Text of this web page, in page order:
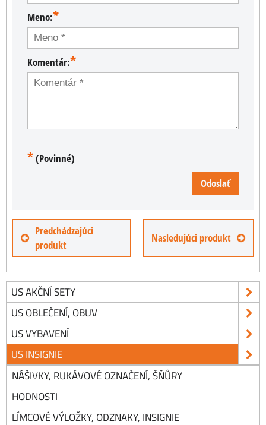
Meno:*
Komentár:*
*(Povinné)
Odoslať
Predchádzajúci
produkt
Nasledujúci produkt
US AKČNÍ SETY
US OBLEČENÍ, OBUV
US VYBAVENÍ
US INSIGNIE
NÁŠIVKY, RUKÁVOVÉ OZNAČENÍ, ŠŇŮRY
HODNOSTI
LÍMCOVÉ VÝLOŽKY, ODZNAKY, INSIGNIE